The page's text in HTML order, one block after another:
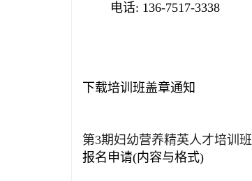
电话: 136-7517-3338
下载培训班盖章通知
第3期妇幼营养精英人才培训班
报名申请(内容与格式)